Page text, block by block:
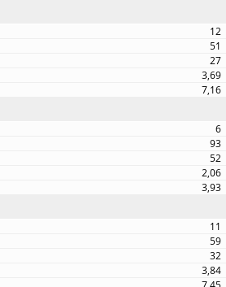
12
51
27
3,69
7,16
6
93
52
2,06
3,93
11
59
32
3,84